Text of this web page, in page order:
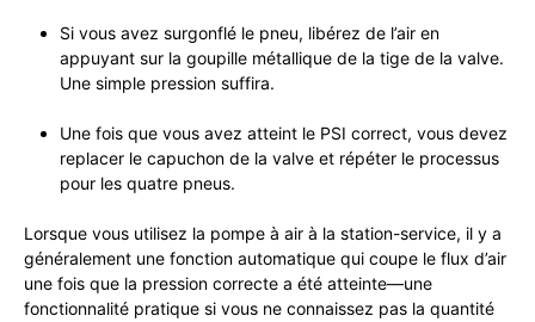
Si vous avez surgonflé le pneu, libérez de l’air en
appuyant sur la goupille métallique de la tige de la valve.
Une simple pression suffira.
Une fois que vous avez atteint le PSI correct, vous devez
replacer le capuchon de la valve et répéter le processus
pour les quatre pneus.
Lorsque vous utilisez la pompe à air à la station-service, il y a
généralement une fonction automatique qui coupe le flux d’air
une fois que la pression correcte a été atteinte—une
fonctionnalité pratique si vous ne connaissez pas la quantité